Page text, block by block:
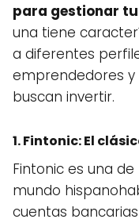
para gestionar
una tiene
a diferentes
emprendedores
buscan invertir.
1.Fintonic: El
Fintonic es una
mundo
cuentas